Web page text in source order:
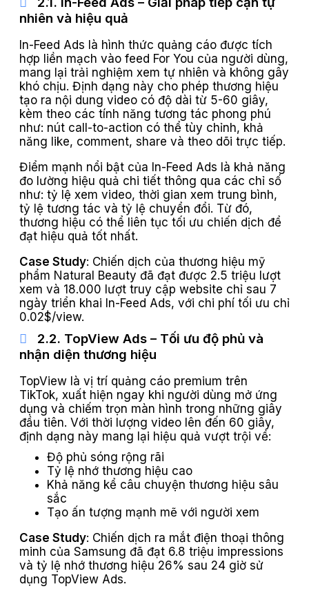
nhiên và hiệu quả
In-Feed Ads là hình thức quảng cáo được tích
hợp liền mạch vào feed For You của người dùng,
mang lại trải nghiệm xem tự nhiên và không gây
khó chịu. Định dạng này cho phép thương hiệu
tạo ra nội dung video có độ dài từ 5-60 giây,
kèm theo các tính năng tương tác phong phú
như: nút call-to-action có thể tùy chỉnh, khả
năng like, comment, share và theo dõi trực tiếp.
Điểm mạnh nổi bật của In-Feed Ads là khả năng
đo lường hiệu quả chi tiết thông qua các chỉ số
như: tỷ lệ xem video, thời gian xem trung bình,
tỷ lệ tương tác và tỷ lệ chuyển đổi. Từ đó,
thương hiệu có thể liên tục tối ưu chiến dịch để
đạt hiệu quả tốt nhất.
Case Study: Chiến dịch của thương hiệu mỹ
phẩm Natural Beauty đã đạt được 2.5 triệu lượt
xem và 18.000 lượt truy cập website chỉ sau 7
ngày triển khai In-Feed Ads, với chi phí tối ưu chỉ
0.02$/view.
2.2. TopView Ads – Tối ưu độ phủ và
nhận diện thương hiệu
TopView là vị trí quảng cáo premium trên
TikTok, xuất hiện ngay khi người dùng mở ứng
dụng và chiếm trọn màn hình trong những giây
đầu tiên. Với thời lượng video lên đến 60 giây,
định dạng này mang lại hiệu quả vượt trội về:
Độ phủ sóng rộng rãi
Tỷ lệ nhớ thương hiệu cao
Khả năng kể câu chuyện thương hiệu sâu
sắc
Tạo ấn tượng mạnh mẽ với người xem
Case Study: Chiến dịch ra mắt điện thoại thông
minh của Samsung đã đạt 6.8 triệu impressions
và tỷ lệ nhớ thương hiệu 26% sau 24 giờ sử
dụng TopView Ads.